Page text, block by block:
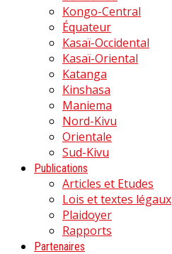
Kongo-Central
Équateur
Kasaï-Occidental
Kasaï-Oriental
Katanga
Kinshasa
Maniema
Nord-Kivu
Orientale
Sud-Kivu
Publications
Articles et Etudes
Lois et textes légaux
Plaidoyer
Rapports
Partenaires